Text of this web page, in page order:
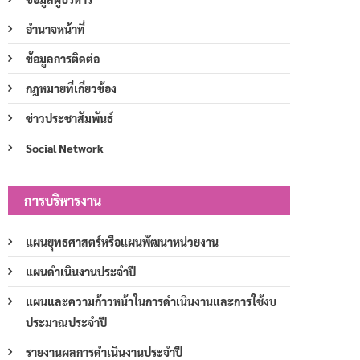
อำนาจหน้าที่
ข้อมูลการติดต่อ
กฎหมายที่เกี่ยวข้อง
ข่าวประชาสัมพันธ์
Social Network
การบริหารงาน
แผนยุทธศาสตร์หรือแผนพัฒนาหน่วยงาน
แผนดำเนินงานประจำปี
แผนและความก้าวหน้าในการดำเนินงานและการใช้งบ
ประมาณประจำปี
รายงานผลการดำเนินงานประจำปี